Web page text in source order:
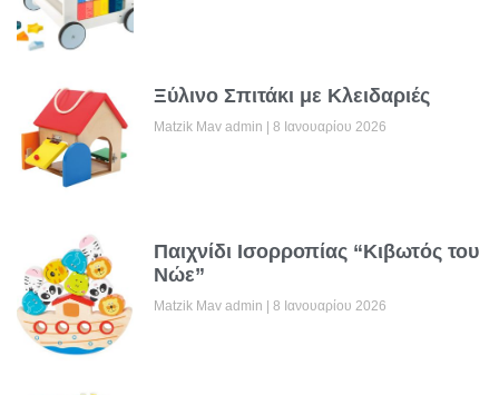
Ξύλινο Σπιτάκι με Κλειδαριές
Matzik Mav admin 8 Ιανουαρίου 2026
Παιχνίδι Ισορροπίας “Κιβωτός του
Νώε”
Matzik Mav admin 8 Ιανουαρίου 2026